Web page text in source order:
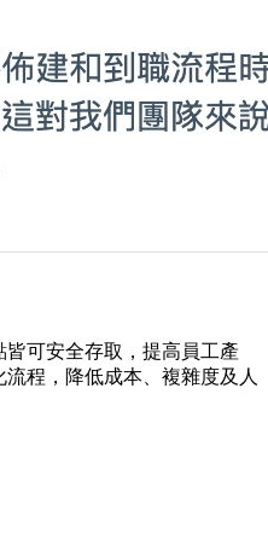
可安全存取，提高員工產
程，降低成本、複雜度及人